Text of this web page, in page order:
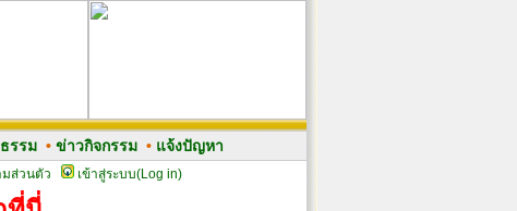
รรม• ข่าวกิจกรรม• แจ้งปัญหา
มส่วนตัว เข้าสู่ระบบ(Log in)